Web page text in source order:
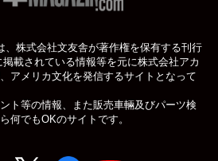
、株式会社文友舎が著作権を保有する刊行
載されている情報等を元に株式会社アカ
アメリカ文化を発信するサイトとなって
ト等の情報、また販売車輛及びパーツ検
何でもOKのサイトです。